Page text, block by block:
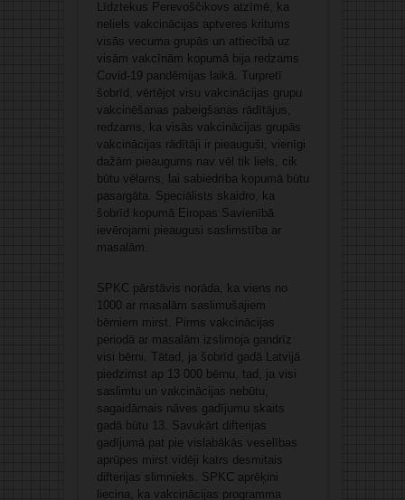
Līdztekus Perevoščikovs atzīmē, ka
neliels vakcinācijas aptveres kritums
visās vecuma grupās un attiecībā uz
visām vakcīnām kopumā bija redzams
Covid-19 pandēmijas laikā. Turpretī
šobrīd, vērtējot visu vakcinācijas grupu
vakcinēšanas pabeigšanas rādītājus,
redzams, ka visās vakcinācijas grupās
vakcinācijas rādītāji ir pieauguši, vienīgi
dažām pieaugums nav vēl tik liels, cik
būtu vēlams, lai sabiedrība kopumā būtu
pasargāta. Speciālists skaidro, ka
šobrīd kopumā Eiropas Savienībā
ievērojami pieaugusi saslimstība ar
masalām.
SPKC pārstāvis norāda, ka viens no
1000 ar masalām saslimušajiem
bērniem mirst. Pirms vakcinācijas
periodā ar masalām izslimoja gandrīz
visi bērni. Tātad, ja šobrīd gadā Latvijā
piedzimst ap 13 000 bērnu, tad, ja visi
saslimtu un vakcinācijas nebūtu,
sagaidāmais nāves gadījumu skaits
gadā būtu 13. Savukārt difterijas
gadījumā pat pie vislabākās veselības
aprūpes mirst vidēji katrs desmitais
difterijas slimnieks. SPKC aprēķini
liecina, ka vakcinācijas programma